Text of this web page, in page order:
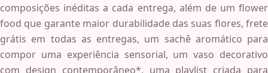
composições inéditas a cada entrega, além de um flower
food que garante maior durabilidade das suas flores, frete
grátis em todas as entregas, um sachê aromático para
compor uma experiência sensorial, um vaso decorativo
com design contemporâneo*, uma playlist criada para